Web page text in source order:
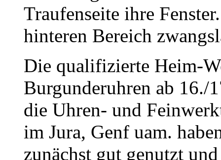
Traufenseite ihre
hinteren Bereich
Die qualifizierte Heim-
Burgunderuhren ab 16./
die Uhren- und
im Jura, Genf uam.
zunächst gut genutzt